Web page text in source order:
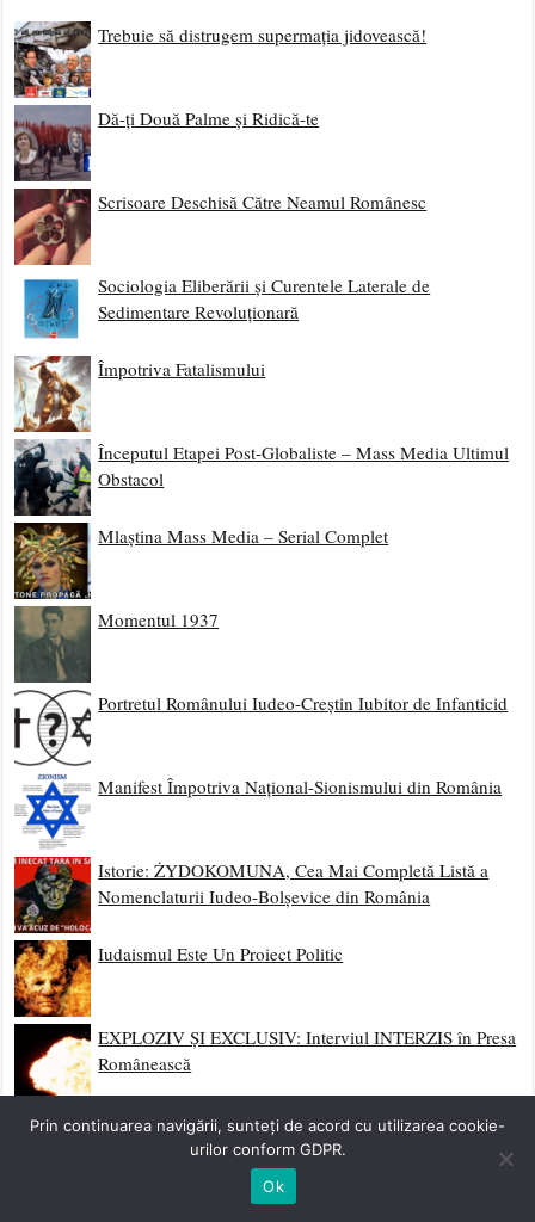
Trebuie să distrugem supermația jidovească!
Dă-ți Două Palme și Ridică-te
Scrisoare Deschisă Către Neamul Românesc
Sociologia Eliberării și Curentele Laterale de
Sedimentare Revoluționară
Împotriva Fatalismului
Începutul Etapei Post-Globaliste – Mass Media Ultimul
Obstacol
Mlaștina Mass Media – Serial Complet
Momentul 1937
Portretul Românului Iudeo-Creștin Iubitor de Infanticid
Manifest Împotriva Național-Sionismului din România
Istorie: ŻYDOKOMUNA, Cea Mai Completă Listă a
Nomenclaturii Iudeo-Bolșevice din România
Iudaismul Este Un Proiect Politic
EXPLOZIV ȘI EXCLUSIV: Interviul INTERZIS în Presa
Românească
Ofensiva Spirituală a Poloniei
Biciul Prigonirii Românilor Este în Mâna Jidanilor!
Prin continuarea navigării, sunteți de acord cu utilizarea cookie-
urilor conform GDPR.
Ok